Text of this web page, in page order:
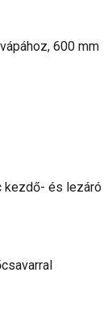
600 mm
kezdő- és lezáró